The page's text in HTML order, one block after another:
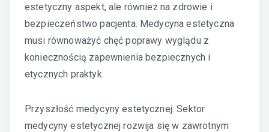
estetyczny aspekt, ale również na zdrowie i
bezpieczeństwo pacjenta. Medycyna estetyczna
musi równoważyć chęć poprawy wyglądu z
koniecznością zapewnienia bezpiecznych i
etycznych praktyk.
Przyszłość medycyny estetycznej: Sektor
medycyny estetycznej rozwija się w zawrotnym